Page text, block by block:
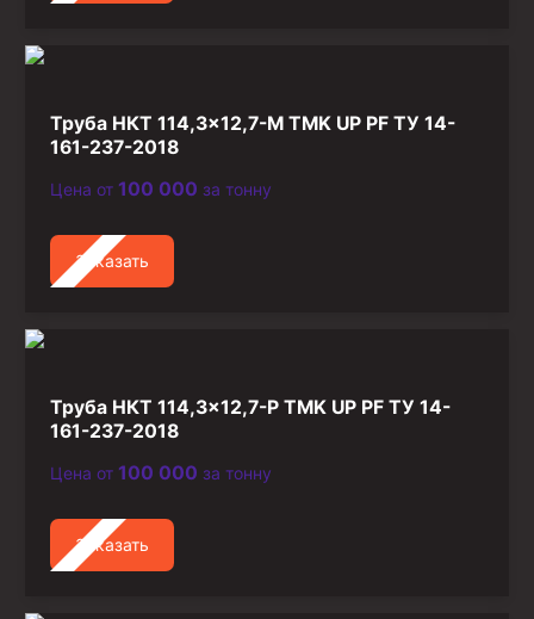
Труба НКТ 114,3×12,7-М TMK UP PF ТУ 14-
161-237-2018
Цена от 100 000 за тонну
Заказать
Труба НКТ 114,3×12,7-Р TMK UP PF ТУ 14-
161-237-2018
Цена от 100 000 за тонну
Заказать